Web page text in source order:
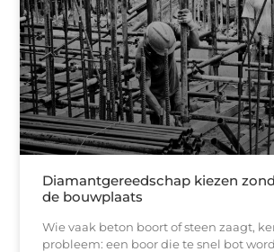
Diamantgereedschap kiezen
de bouwplaats
Wie vaak beton boort of steen zaagt,
probleem: een boor die te snel bot